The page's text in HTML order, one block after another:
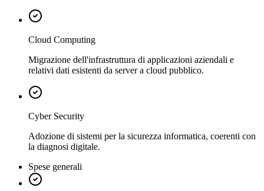
Cloud Computing
Migrazione dell'infrastruttura di applicazioni aziendali e
relativi dati esistenti da server a cloud pubblico.
Cyber Security
Adozione di sistemi per la sicurezza informatica, coerenti con
la diagnosi digitale.
Spese generali